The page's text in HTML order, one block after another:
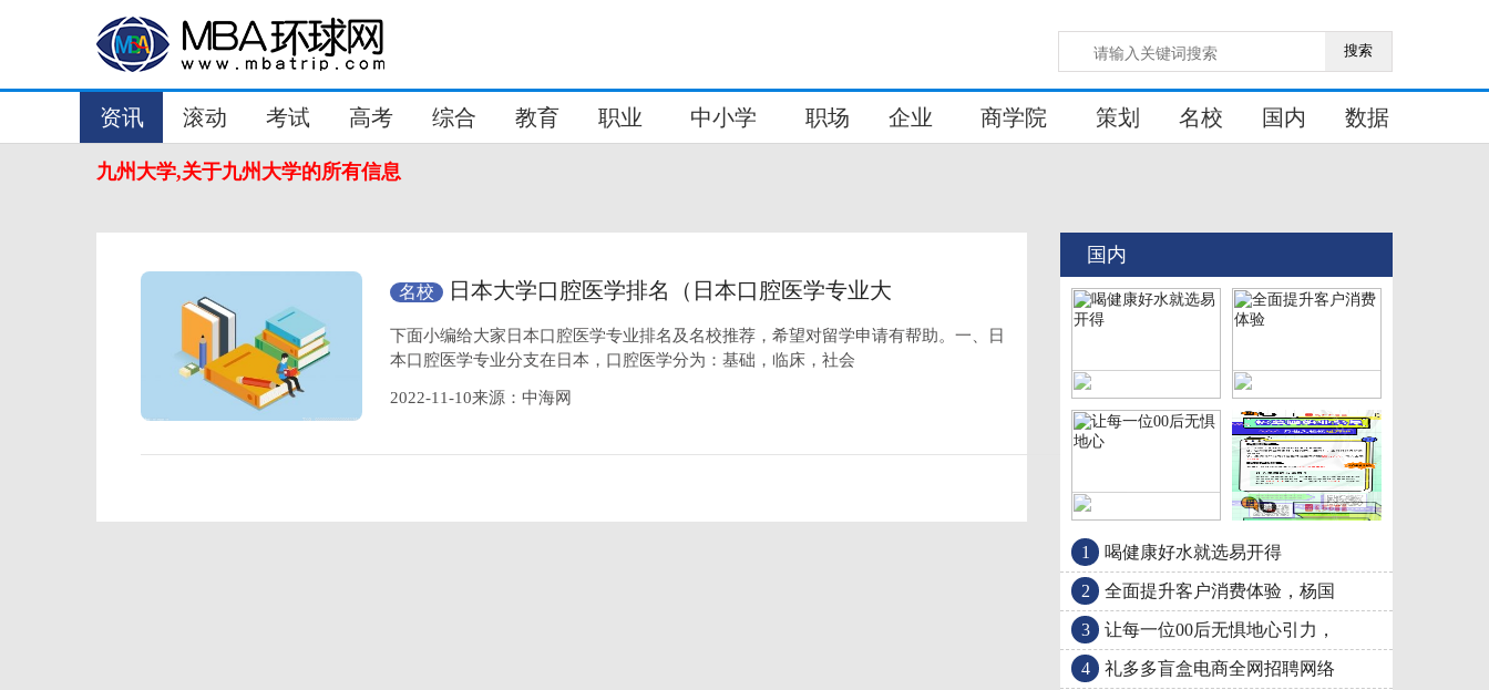
搜索
资讯 滚动 考试 高考 综合 教育 职业 中小学 职场 企业 商学院 策划 名校 国内 数据
九州大学,关于九州大学的所有信息
名校
日本大学口腔医学排名（日本口腔医学专业大
学排名）
下面小编给大家日本口腔医学专业排名及名校推荐，希望对留学申请有帮助。一、日
本口腔医学专业分支在日本，口腔医学分为：基础，临床，社会
2022-11-10来源：中海网
国内
全面提升客户消费体验
让每一位00后无惧地心
1 喝健康好水就选易开得
2 全面提升客户消费体验，杨国
3 让每一位00后无惧地心引力，
4 礼多多盲盒电商全网招聘网络